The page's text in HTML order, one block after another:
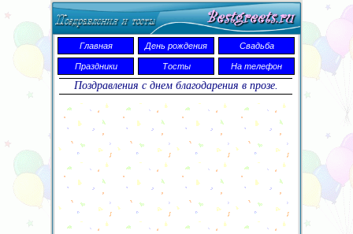
Главная День рождения Свадьба
Праздники Тосты На телефон
Поздравления с днем благодарения в прозе.